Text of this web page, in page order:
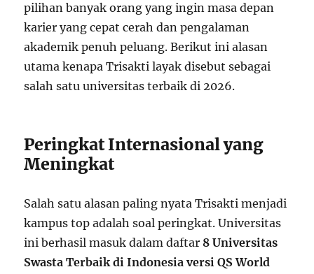
pilihan banyak orang yang ingin masa depan
karier yang cepat cerah dan pengalaman
akademik penuh peluang. Berikut ini alasan
utama kenapa Trisakti layak disebut sebagai
salah satu universitas terbaik di 2026.
Peringkat Internasional yang
Meningkat
Salah satu alasan paling nyata Trisakti menjadi
kampus top adalah soal peringkat. Universitas
ini berhasil masuk dalam daftar 8 Universitas
Swasta Terbaik di Indonesia versi QS World